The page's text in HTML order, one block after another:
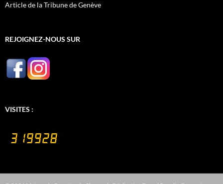
Article de la Tribune de Genève
REJOIGNEZ-NOUS SUR
VISITES :